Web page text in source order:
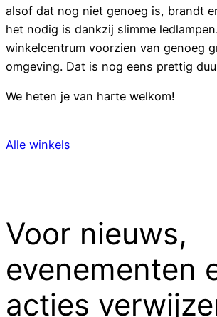
alsof dat nog niet genoeg is, brandt
het nodig is dankzij slimme
winkelcentrum voorzien van genoeg
omgeving. Dat is nog eens prettig
We heten je van harte welkom!
Alle winkels
Voor nieuws,
evenementen
acties